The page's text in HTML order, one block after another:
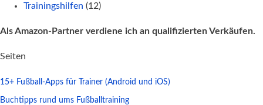
Trainingshilfen (12)
Als Amazon-Partner verdiene ich an qualifizierten Verkäufen.
Seiten
15+ Fußball-Apps für Trainer (Android und iOS)
Buchtipps rund ums Fußballtraining